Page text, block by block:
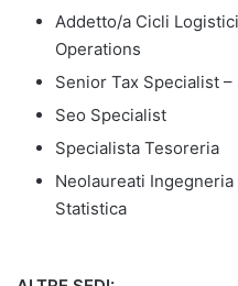
Addetto/a Cicli
Operations
Senior Tax Specialist
Seo Specialist
Specialista Tesoreria
Neolaureati
Statistica